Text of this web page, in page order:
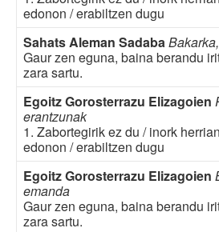
edonon / erabiltzen dugu
Sahats Aleman Sadaba
Gaur zen eguna, baina berandu
zara sartu.
Egoitz Gorosterrazu Elizagoien
erantzunak
1. Zabortegirik ez du / inork
edonon / erabiltzen dugu
Egoitz Gorosterrazu Elizagoien
emanda
Gaur zen eguna, baina berandu
zara sartu.